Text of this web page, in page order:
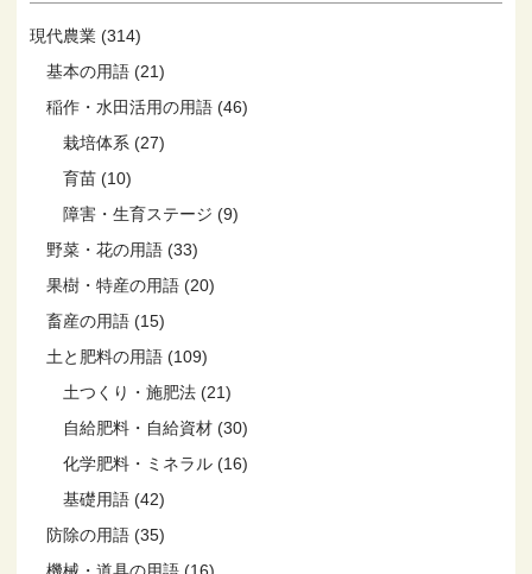
現代農業 (314)
基本の用語 (21)
稲作・水田活用の用語 (46)
栽培体系 (27)
育苗 (10)
障害・生育ステージ (9)
野菜・花の用語 (33)
果樹・特産の用語 (20)
畜産の用語 (15)
土と肥料の用語 (109)
土つくり・施肥法 (21)
自給肥料・自給資材 (30)
化学肥料・ミネラル (16)
基礎用語 (42)
防除の用語 (35)